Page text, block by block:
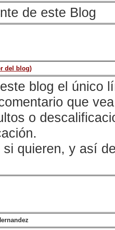
de este Blog
del blog)
blog el único
que
o
quieren, y así